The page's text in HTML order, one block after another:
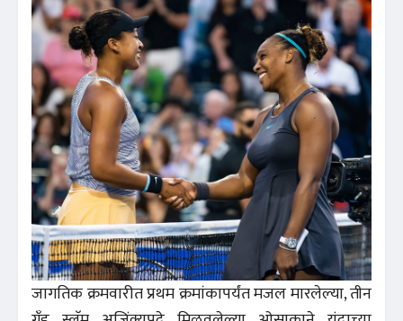
जागतिक क्रमवारीत प्रथम क्रमांकापर्यंत मजल मारलेल्या, तीन